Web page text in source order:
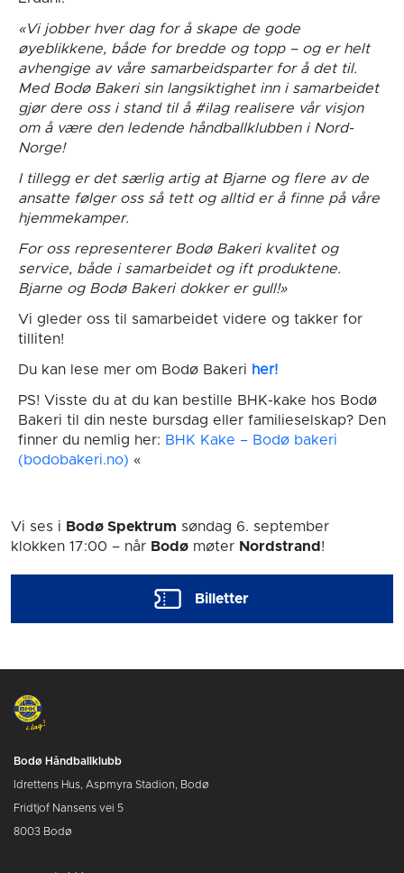
«Vi jobber hver dag for å skape de gode
øyeblikkene, både for bredde og topp – og er helt
avhengige av våre samarbeidsparter for å det til.
Med Bodø Bakeri sin langsiktighet inn i samarbeidet
gjør dere oss i stand til å #ilag realisere vår visjon
om å være den ledende håndballklubben i Nord-
Norge!
I tillegg er det særlig artig at Bjarne og flere av de
ansatte følger oss så tett og alltid er å finne på våre
hjemmekamper.
For oss representerer Bodø Bakeri kvalitet og
service, både i samarbeidet og ift produktene.
Bjarne og Bodø Bakeri dokker er gull!»
Vi gleder oss til samarbeidet videre og takker for
tilliten!
Du kan lese mer om Bodø Bakeri her!
PS! Visste du at du kan bestille BHK-kake hos Bodø
Bakeri til din neste bursdag eller familieselskap? Den
finner du nemlig her: BHK Kake – Bodø bakeri
(bodobakeri.no) «
Vi ses i Bodø Spektrum søndag 6. september
klokken 17:00 – når Bodø møter Nordstrand!
Billetter
Bodø Håndballklubb
Idrettens Hus, Aspmyra Stadion, Bodø
Fridtjof Nansens vei 5
8003 Bodø